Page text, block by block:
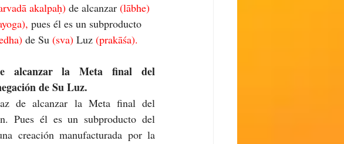
akalpaḥ) de alcanzar (lābhe)
pues él es un subproducto
de Su (sva) Luz (prakāśa).
alcanzar la Meta final del
de Su Luz.
de alcanzar la Meta final del
Pues él es un subproducto del
creación manufacturada por la